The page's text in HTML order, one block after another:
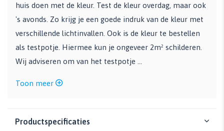
huis doen met de kleur. Test de kleur overdag, maar ook
's avonds. Zo krijg je een goede indruk van de kleur met
verschillende lichtinvallen. Ook is de kleur te bestellen
als testpotje. Hiermee kun je ongeveer 2m² schilderen.
Wij adviseren om van het testpotje ...
Toon meer
Productspecificaties